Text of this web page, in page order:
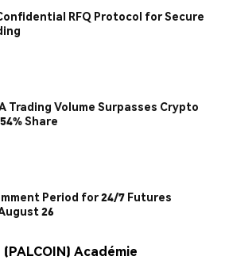
RFQ Protocol for Secure
Trading Volume Surpasses Crypto
Share
Period for 24/7 Futures
26
Académie